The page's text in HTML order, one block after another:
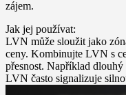
zájem.
Jak jej používat:
LVN může sloužit jako
ceny. Kombinujte LVN s
přesnost. Například
LVN často signalizuje